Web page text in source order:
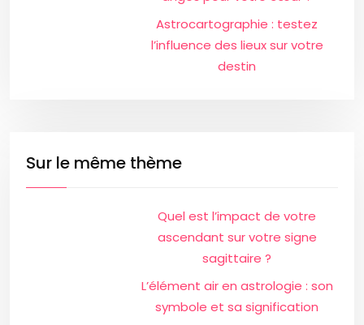
Astrocartographie : testez
l’influence des lieux sur votre
destin
Sur le même thème
Quel est l’impact de votre
ascendant sur votre signe
sagittaire ?
L’élément air en astrologie : son
symbole et sa signification